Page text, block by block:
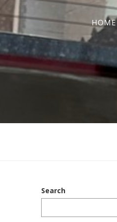
HOME
Search